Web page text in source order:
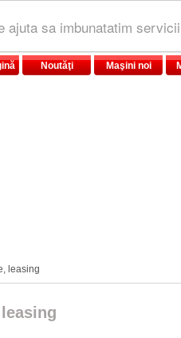
sa imbunatatim
Noutăţi Maşini noi
leasing